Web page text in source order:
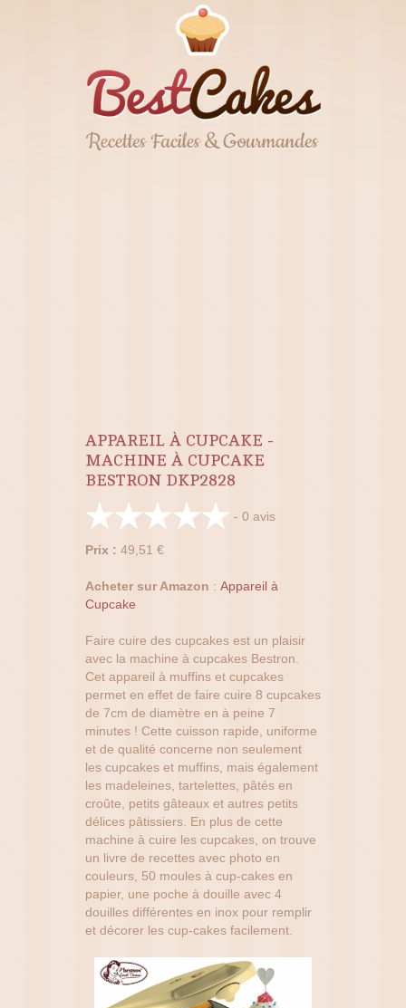
APPAREIL À CUPCAKE -
MACHINE À CUPCAKE
BESTRON DKP2828
- 0 avis
Prix : 49,51 €
Acheter sur Amazon : Appareil à
Cupcake
Faire cuire des cupcakes est un plaisir
avec la machine à cupcakes Bestron.
Cet appareil à muffins et cupcakes
permet en effet de faire cuire 8 cupcakes
de 7cm de diamètre en à peine 7
minutes ! Cette cuisson rapide, uniforme
et de qualité concerne non seulement
les cupcakes et muffins, mais également
les madeleines, tartelettes, pâtés en
croûte, petits gâteaux et autres petits
délices pâtissiers. En plus de cette
machine à cuire les cupcakes, on trouve
un livre de recettes avec photo en
couleurs, 50 moules à cup-cakes en
papier, une poche à douille avec 4
douilles différentes en inox pour remplir
et décorer les cup-cakes facilement.